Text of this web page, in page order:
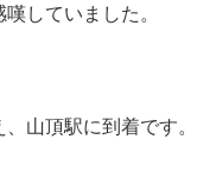
していました。
山頂駅に到着です。